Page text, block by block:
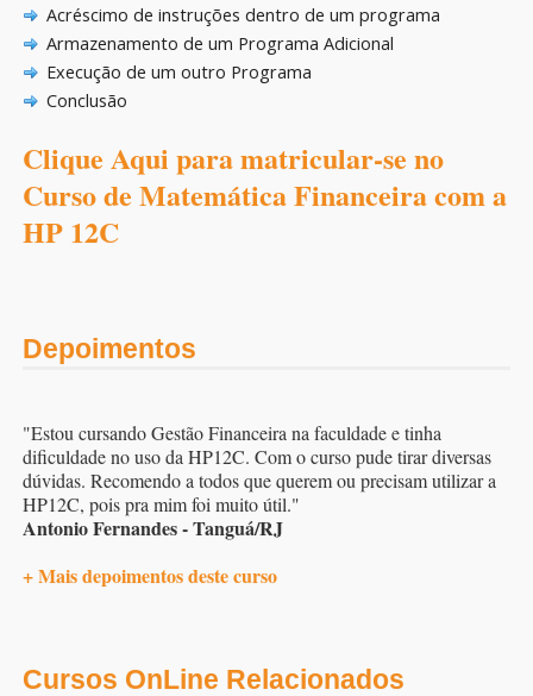
Acréscimo de instruções dentro de um programa
Armazenamento de um Programa Adicional
Execução de um outro Programa
Conclusão
Clique Aqui para matricular-se no
Curso de Matemática Financeira com a
HP 12C
Depoimentos
"Estou cursando Gestão Financeira na faculdade e tinha
dificuldade no uso da HP12C. Com o curso pude tirar diversas
dúvidas. Recomendo a todos que querem ou precisam utilizar a
HP12C, pois pra mim foi muito útil."
Antonio Fernandes - Tanguá/RJ
+ Mais depoimentos deste curso
Cursos OnLine Relacionados